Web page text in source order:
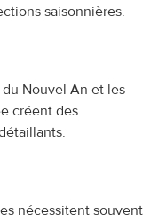
saisonnières.
Nouvel An et les
créent des
nécessitent souvent